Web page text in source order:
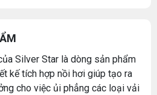
Silver Star là dòng sản phẩm
kế tích hợp nồi hơi giúp tạo ra
cho việc ủi phẳng các loại vải